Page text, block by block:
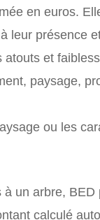
en euros.
leur présence
atouts et
paysage,
ou les
un arbre, BED
calculé